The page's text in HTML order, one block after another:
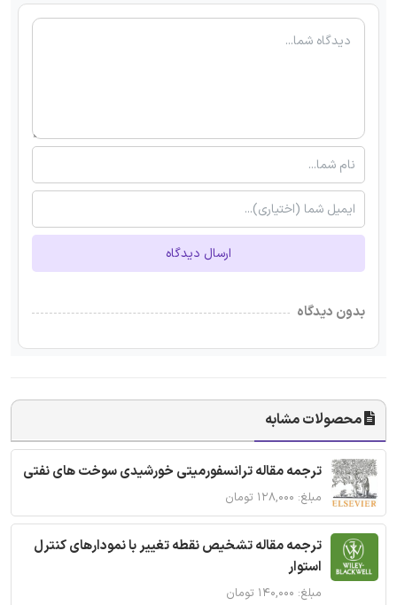
ارسال دیدگاه
بدون دیدگاه
محصولات مشابه
ترجمه مقاله ترانسفورمیتی خورشیدی سوخت های نفتی
مبلغ: ۱۲۸,۰۰۰ تومان
ترجمه مقاله تشخیص نقطه تغییر با نمودارهای کنترل
استوار
مبلغ: ۱۴۰,۰۰۰ تومان